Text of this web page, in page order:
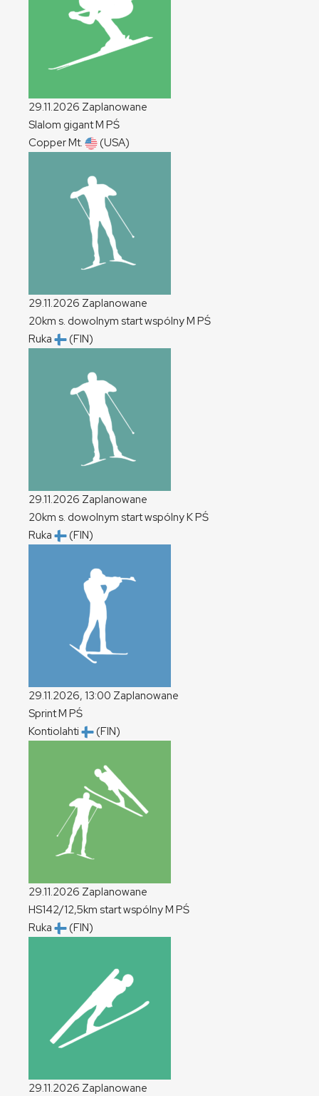
29.11.2026 Zaplanowane
Slalom gigantM PŚ
Copper Mt.
(USA)
29.11.2026 Zaplanowane
20km s. dowolnym start wspólnyM PŚ
Ruka
(FIN)
29.11.2026 Zaplanowane
20km s. dowolnym start wspólnyKPŚ
Ruka
(FIN)
29.11.2026, 13:00 Zaplanowane
SprintM PŚ
Kontiolahti
(FIN)
29.11.2026 Zaplanowane
HS142/12,5km start wspólnyM PŚ
Ruka
(FIN)
29.11.2026 Zaplanowane